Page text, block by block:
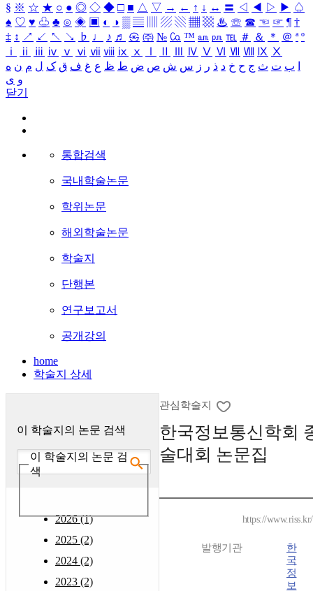
§ ※ ☆ ★ ○ ● ◎ ◇ ◆ □ ■ △ ▽ → ← ↑ ↓ ↔ 〓 ◁ ◀ ▷ ▶ ♤
♠ ♡ ♥ ♧ ♣ ⊙ ◈ ▣ ◐ ◑ ▒ ▤ ▨ ▧ ▦ ▩ ♨ ☏ ☎ ☜ ☞ ¶ †
‡ ↕ ↗ ↙ ↖ ↘ ♭ ♩ ♪ ♬ ㉿ ㈜ № ㏇ ™ ㏂ ㏘ ℡ ＃ ＆ ＊ ＠ ª º
ⅰ
ⅱ ⅲ ⅳ ⅴ ⅵ ⅶ ⅷ ⅸ ⅹ Ⅳ Ⅴ Ⅵ Ⅶ Ⅷ Ⅸ Ⅹ
ب ت ث ج ح خ د ذ ر ز س ش ص ض ط ظ ع غ ف ق ک ل م ن ه
و ی
닫기
통합검색
국내학술논문
학위논문
해외학술논문
학술지
단행본
연구보고서
공개강의
home
학술지 상세
이 학술지의 논문 검색
이 학술지의 논문 검
색
2026 (1)
2025 (2)
2024 (2)
2023 (2)
관심학술지
한국정보통신학회
술대회 논문집
https://
발행기관
한
국
정
보